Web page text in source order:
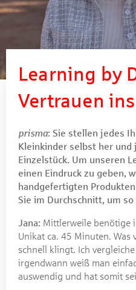
Learning by
Vertrauen
prisma: Sie stellen jedes
Kleinkinder selbst her und
Einzelstück. Um unseren
einen Eindruck zu geben,
handgefertigten
Sie im Durchschnitt, um
Jana: Mittlerweile benötige
Unikat ca. 45 Minuten.
schnell klingt. Ich
irgendwann weiß man
auswendig und hat somit